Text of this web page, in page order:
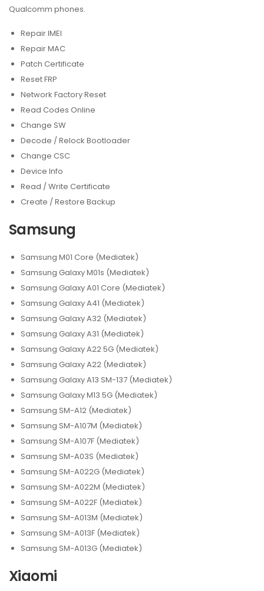
Qualcomm phones.
Repair IMEI
Repair MAC
Patch Certificate
Reset FRP
Network Factory Reset
Read Codes Online
Change SW
Decode / Relock Bootloader
Change CSC
Device Info
Read / Write Certificate
Create / Restore Backup
Samsung
Samsung M01 Core (Mediatek)
Samsung Galaxy M01s (Mediatek)
Samsung Galaxy A01 Core (Mediatek)
Samsung Galaxy A41 (Mediatek)
Samsung Galaxy A32 (Mediatek)
Samsung Galaxy A31 (Mediatek)
Samsung Galaxy A22 5G (Mediatek)
Samsung Galaxy A22 (Mediatek)
Samsung Galaxy A13 SM-137 (Mediatek)
Samsung Galaxy M13 5G (Mediatek)
Samsung SM-A12 (Mediatek)
Samsung SM-A107M (Mediatek)
Samsung SM-A107F (Mediatek)
Samsung SM-A03S (Mediatek)
Samsung SM-A022G (Mediatek)
Samsung SM-A022M (Mediatek)
Samsung SM-A022F (Mediatek)
Samsung SM-A013M (Mediatek)
Samsung SM-A013F (Mediatek)
Samsung SM-A013G (Mediatek)
Xiaomi